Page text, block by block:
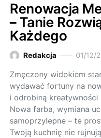
Renowacja
– Tanie
Każdego
Redakcja 01/12/
Zmęczony widokiem
wydawać fortuny na
i odrobiną
Nowa farba, wymiana
samoprzylepne – te
Twoją kuchnię nie